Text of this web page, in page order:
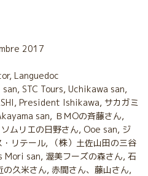
2017
, Languedoc
san, STC Tours, Uchikawa san,
, President Ishikawa, サカガミ
san, ＢＭОの斉藤さん,
ソムリエの日野さん, Ooe san, ジ
・リテール,
（株）土佐山田の三谷
Mori san, 渥美フーズの森さん, 石
の久米さん, 赤間さん、藤山さん,